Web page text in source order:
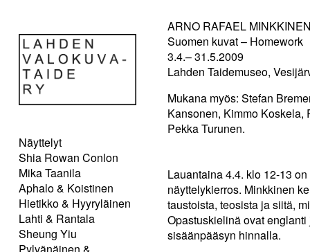
Näyttelyt
Shia Rowan Conlon
Mika Taanila
Aphalo & Koistinen
Hietikko & Hyyryläinen
Lahti & Rantala
Sheung Yiu
Pylvänäinen &
ARNO RAFAEL
Suomen kuvat – Homework
3.4.– 31.5.2009
Lahden Taidemuseo,
Mukana myös: Stefan
Kansonen, Kimmo Koskela,
Pekka Turunen.
Lauantaina 4.4. klo 12-13
näyttelykierros. Minkkinen
taustoista, teosista ja siitä,
Opastuskielinä ovat
sisäänpääsyn hinnalla.